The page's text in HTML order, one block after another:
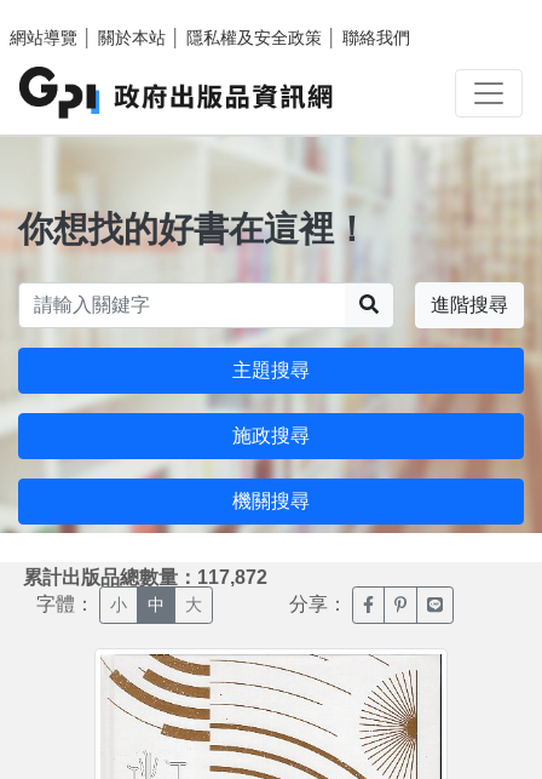
網站導覽
關於本站 隱私權及安全政策 聯絡我們
你想找的好書在這裡！
進階搜尋
主題搜尋
施政搜尋
機關搜尋
累計出版品總數量：117,872
字體： 小 中 大 分享： 臉書分享(另開新視窗)
噗浪分享(另開新
Line分享(另